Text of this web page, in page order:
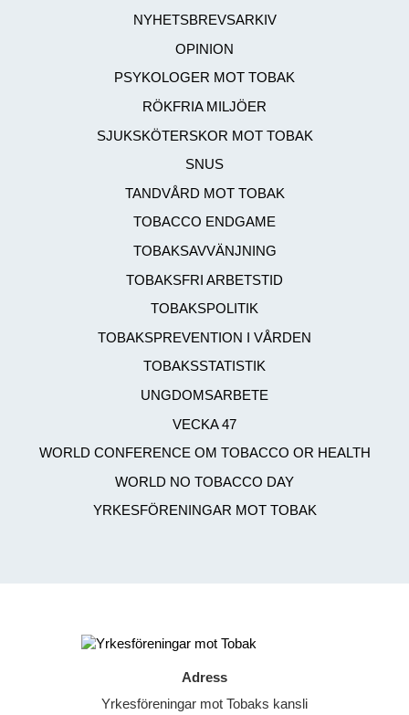
NYHETSBREVSARKIV
OPINION
PSYKOLOGER MOT TOBAK
RÖKFRIA MILJÖER
SJUKSKÖTERSKOR MOT TOBAK
SNUS
TANDVÅRD MOT TOBAK
TOBACCO ENDGAME
TOBAKSAVVÄNJNING
TOBAKSFRI ARBETSTID
TOBAKSPOLITIK
TOBAKSPREVENTION I VÅRDEN
TOBAKSSTATISTIK
UNGDOMSARBETE
VECKA 47
WORLD CONFERENCE OM TOBACCO OR HEALTH
WORLD NO TOBACCO DAY
YRKESFÖRENINGAR MOT TOBAK
Adress
Yrkesföreningar mot Tobaks kansli